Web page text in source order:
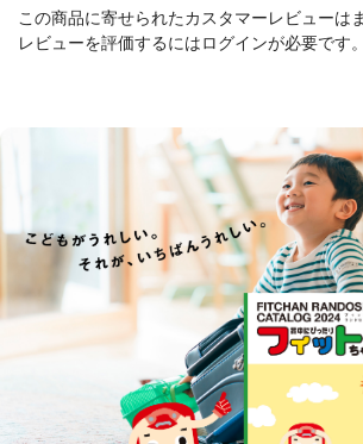
この商品に寄せられたカスタマーレビューは
レビューを評価するにはログインが必要です。